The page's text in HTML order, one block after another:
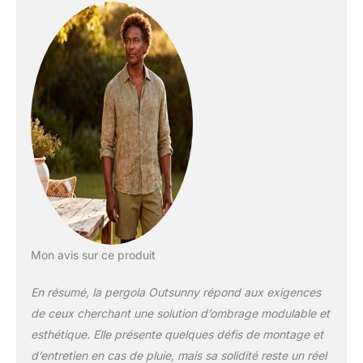
panneaux latéraux
coulissants,
ajustables selon vos
désirs. Cette tonnelle
de jardin offre une
excellente protection
solaire une fois fermé
CONSTRUCTION
RÉSISTANTE :
Pergola extérieur
densité assure une
protection optimale
ESPACE OMBRAGÉ
GÉNÉREUX : La
Mon avis sur ce produit
En résumé, la pergola Outsunny répond aux exigences
de ceux cherchant une solution d’ombrage modulable et
esthétique. Elle présente quelques défis de montage et
d’entretien en cas de pluie, mais sa solidité reste un réel